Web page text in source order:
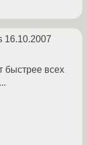
16.10.2007
быстрее всех